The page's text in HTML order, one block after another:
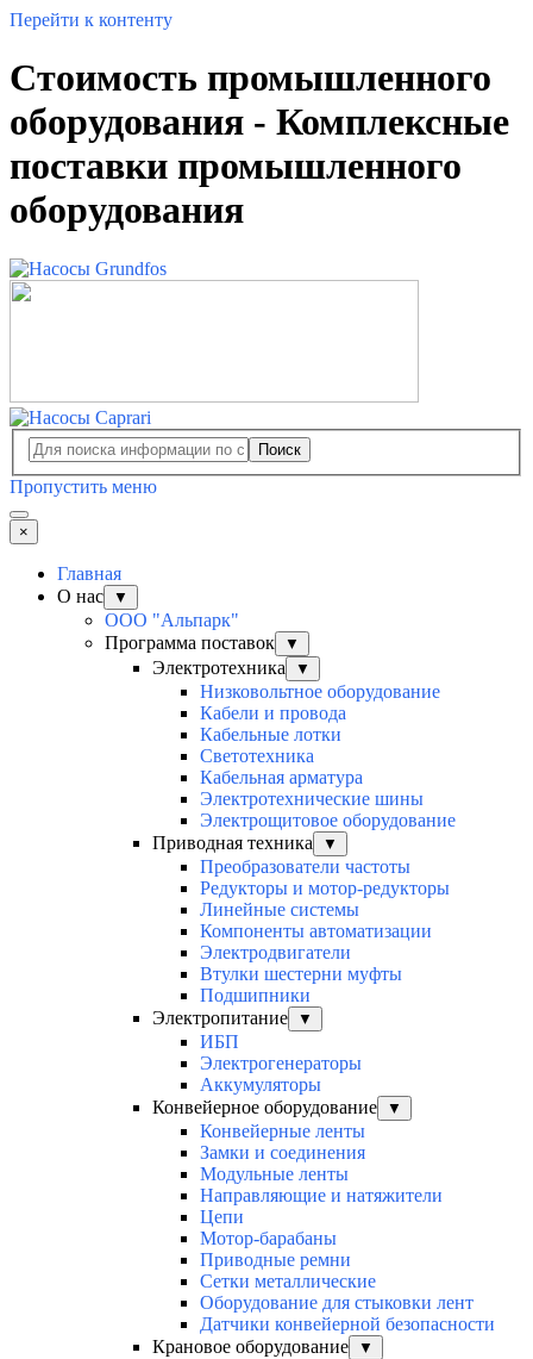
Перейти к контенту
Стоимость промышленного
оборудования - Комплексные
поставки промышленного
оборудования
Поиск
Пропустить меню
×
Главная
О нас
▼
ООО "Альпарк"
Программа поставок
▼
Электротехника ▼
Низковольтное оборудование
Кабели и провода
Кабельные лотки
Светотехника
Кабельная арматура
Электротехнические шины
Электрощитовое оборудование
Приводная техника
▼
Преобразователи частоты
Редукторы и мотор-редукторы
Линейные системы
Компоненты автоматизации
Электродвигатели
Втулки шестерни муфты
Подшипники
Электропитание
▼
ИБП
Электрогенераторы
Аккумуляторы
Конвейерное оборудование
▼
Конвейерные ленты
Замки и соединения
Модульные ленты
Направляющие и натяжители
Цепи
Мотор-барабаны
Приводные ремни
Сетки металлические
Оборудование для стыковки лент
Датчики конвейерной безопасности
Крановое оборудование
▼